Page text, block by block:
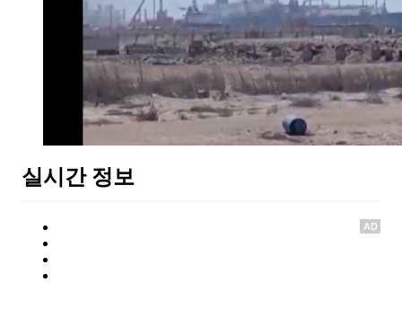
실시간 정보
AD